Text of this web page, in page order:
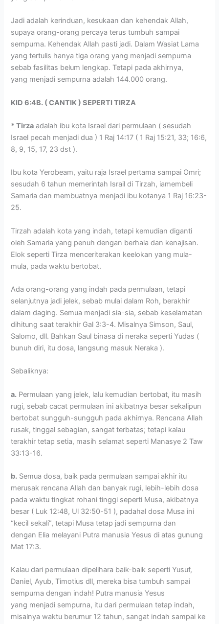
Jadi adalah kerinduan, kesukaan dan kehendak Allah,
supaya orang-orang percaya terus tumbuh sampai
sempurna. Kehendak Allah pasti jadi. Dalam Wasiat Lama
yang tertulis hanya tiga orang yang menjadi sempurna
sebab fasilitas belum lengkap. Tetapi pada akhirnya,
yang menjadi sempurna adalah 144.000 orang.
KID 6:4B. ( CANTIK ) SEPERTI TIRZA
* Tirza adalah ibu kota Israel dari permulaan ( sesudah
Israel pecah menjadi dua ) 1 Raj 14:17 ( 1 Raj 15:21, 33; 16:6,
8, 9, 15, 17, 23 dst ).
Ibu kota Yerobeam, yaitu raja Israel pertama sampai Omri;
sesudah 6 tahun memerintah Israil di Tirzah, iamembeli
Samaria dan membuatnya menjadi ibu kotanya 1 Raj 16:23-
25.
Tirzah adalah kota yang indah, tetapi kemudian diganti
oleh Samaria yang penuh dengan berhala dan kenajisan.
Elok seperti Tirza menceriterakan keelokan yang mula-
mula, pada waktu bertobat.
Ada orang-orang yang indah pada permulaan, tetapi
selanjutnya jadi jelek, sebab mulai dalam Roh, berakhir
dalam daging. Semua menjadi sia-sia, sebab keselamatan
dihitung saat terakhir Gal 3:3-4. Misalnya Simson, Saul,
Salomo, dll. Bahkan Saul binasa di neraka seperti Yudas (
bunuh diri, itu dosa, langsung masuk Neraka ).
Sebaliknya:
a. Permulaan yang jelek, lalu kemudian bertobat, itu masih
rugi, sebab cacat permulaan ini akibatnya besar sekalipun
bertobat sungguh-sungguh pada akhirnya. Rencana Allah
rusak, tinggal sebagian, sangat terbatas; tetapi kalau
terakhir tetap setia, masih selamat seperti Manasye 2 Taw
33:13-16.
b. Semua dosa, baik pada permulaan sampai akhir itu
merusak rencana Allah dan banyak rugi, lebih-lebih dosa
pada waktu tingkat rohani tinggi seperti Musa, akibatnya
besar ( Luk 12:48, Ul 32:50-51 ), padahal dosa Musa ini
“kecil sekali”, tetapi Musa tetap jadi sempurna dan
dengan Elia melayani Putra manusia Yesus di atas gunung
Mat 17:3.
Kalau dari permulaan dipelihara baik-baik seperti Yusuf,
Daniel, Ayub, Timotius dll, mereka bisa tumbuh sampai
sempurna dengan indah! Putra manusia Yesus
yang menjadi sempurna, itu dari permulaan tetap indah,
misalnya waktu berumur 12 tahun, sangat indah sampai ke